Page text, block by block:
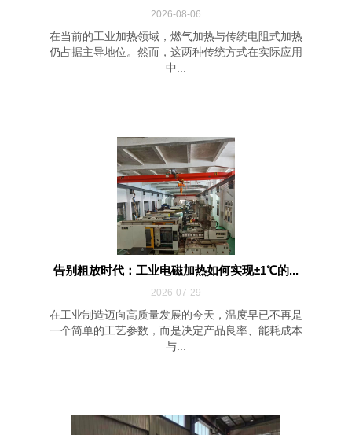
2026-08-06
在当前的工业加热领域，燃气加热与传统电阻式加热
仍占据主导地位。然而，这两种传统方式在实际应用
中...
告别粗放时代：工业电磁加热如何实现±1℃的...
2026-07-29
在工业制造迈向高质量发展的今天，温度早已不再是
一个简单的工艺参数，而是决定产品良率、能耗成本
与...